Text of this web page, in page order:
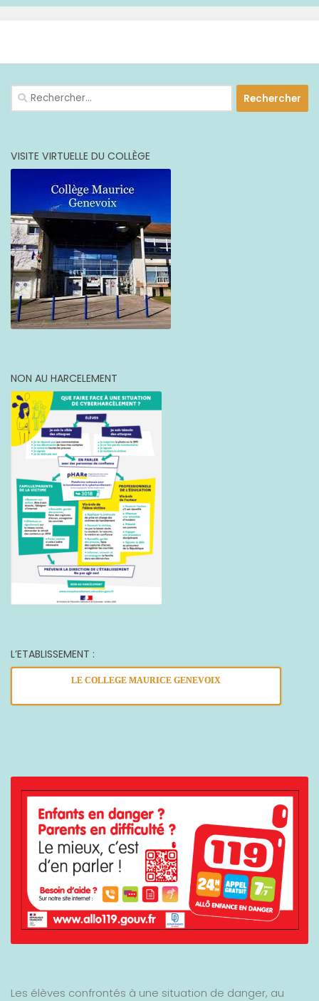
Rechercher :
VISITE VIRTUELLE DU COLLÈGE
NON AU HARCELEMENT
L’ETABLISSEMENT :
LE COLLEGE MAURICE GENEVOIX
Les élèves confrontés à une situation de danger, au